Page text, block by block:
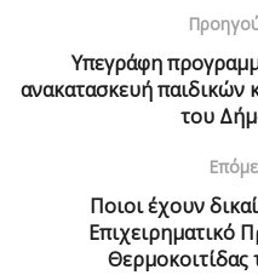
Υπεγράφη
ανακατασκευή
του
Ποιοι έχουν
Επιχειρηματικό